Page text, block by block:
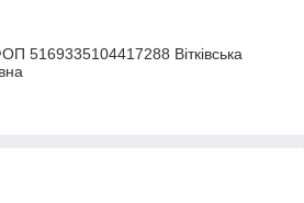
5169335104417288 Вітківська